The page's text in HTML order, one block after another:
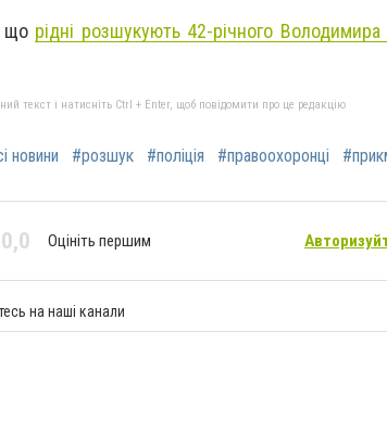
що рідні розшукують 42-річного
текст і натисніть Ctrl + Enter, щоб повідомити про це редакцію
новини #розшук #поліція #правоохоронці
0,0 Оцініть першим
на наші канали